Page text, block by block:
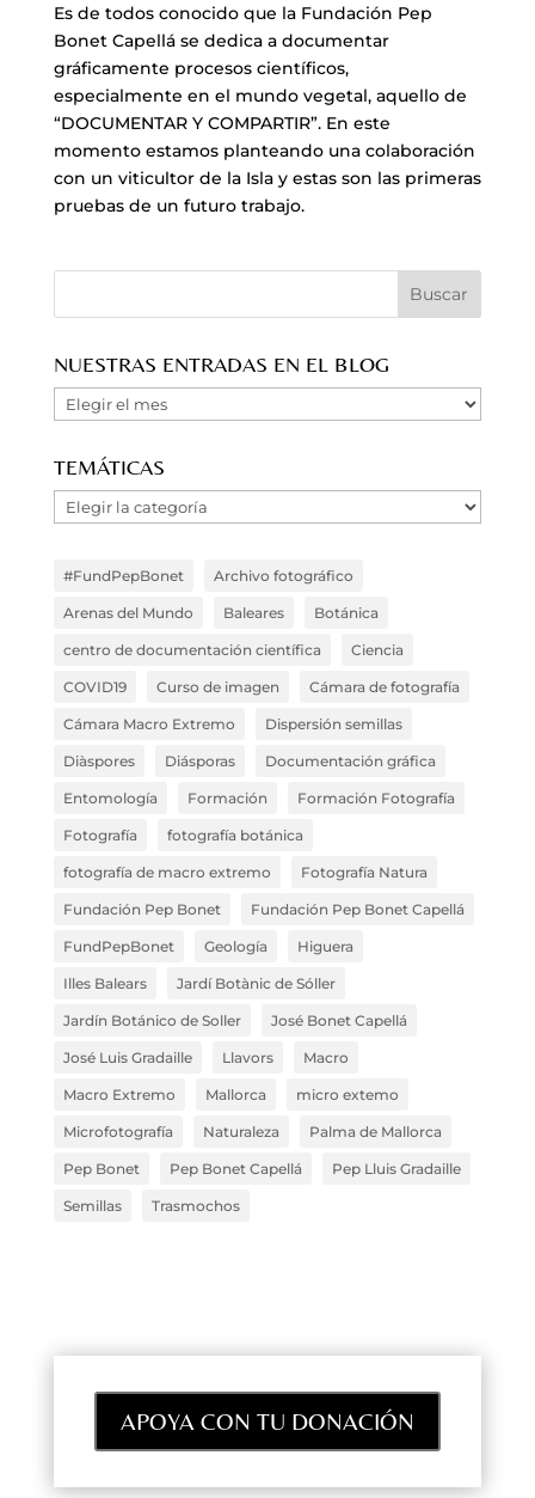
Es de todos conocido que la Fundación Pep
Bonet Capellá se dedica a documentar
gráficamente procesos científicos,
especialmente en el mundo vegetal, aquello de
“DOCUMENTAR Y COMPARTIR”. En este
momento estamos planteando una colaboración
con un viticultor de la Isla y estas son las primeras
pruebas de un futuro trabajo.
NUESTRAS ENTRADAS EN EL BLOG
Nuestras
Entradas
el
Blog
TEMÁTICAS
Temáticas
#FundPepBonet Archivo fotográfico
Arenas del Mundo Baleares Botánica
centro de documentación científica Ciencia
COVID19 Curso de imagen Cámara de fotografía
Cámara Macro Extremo Dispersión semillas
Diàspores Diásporas Documentación gráfica
Entomología Formación Formación Fotografía
Fotografía fotografía botánica
fotografía de macro extremo Fotografía Natura
Fundación Pep Bonet Fundación Pep Bonet Capellá
FundPepBonet Geología Higuera
Illes Balears Jardí Botànic de Sóller
Jardín Botánico de Soller José Bonet Capellá
José Luis Gradaille Llavors Macro
Macro Extremo Mallorca micro extemo
Microfotografía Naturaleza Palma de Mallorca
Pep Bonet Pep Bonet Capellá Pep Lluis Gradaille
Semillas Trasmochos
APOYA CON TU DONACIÓN